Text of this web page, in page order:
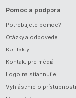
Pomoc a podpora
Potrebujete pomoc?
Otázky a odpovede
Kontakty
Kontakt pre médiá
Logo na stiahnutie
Vyhlásenie o prístupnosti